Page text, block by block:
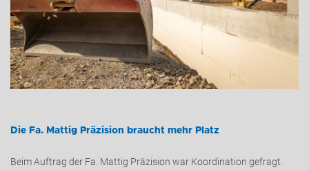
Die Fa. Mattig Präzision braucht mehr Platz
Beim Auftrag der Fa. Mattig Präzision war Koordination gefragt.